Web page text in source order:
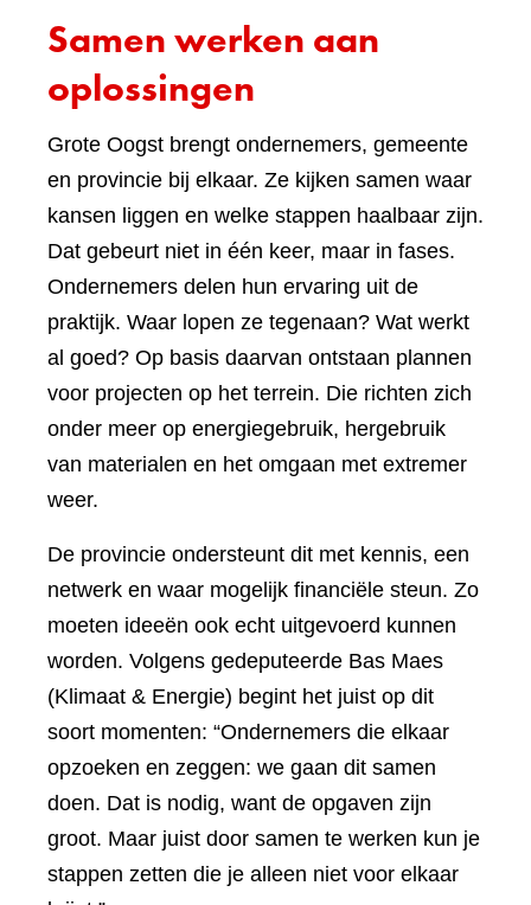
Samen werken aan
oplossingen
Grote Oogst brengt ondernemers, gemeente
en provincie bij elkaar. Ze kijken samen waar
kansen liggen en welke stappen haalbaar zijn.
Dat gebeurt niet in één keer, maar in fases.
Ondernemers delen hun ervaring uit de
praktijk. Waar lopen ze tegenaan? Wat werkt
al goed? Op basis daarvan ontstaan plannen
voor projecten op het terrein. Die richten zich
onder meer op energiegebruik, hergebruik
van materialen en het omgaan met extremer
weer.
De provincie ondersteunt dit met kennis, een
netwerk en waar mogelijk financiële steun. Zo
moeten ideeën ook echt uitgevoerd kunnen
worden. Volgens gedeputeerde Bas Maes
(Klimaat & Energie) begint het juist op dit
soort momenten: “Ondernemers die elkaar
opzoeken en zeggen: we gaan dit samen
doen. Dat is nodig, want de opgaven zijn
groot. Maar juist door samen te werken kun je
stappen zetten die je alleen niet voor elkaar